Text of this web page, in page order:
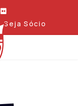
Seja Sócio